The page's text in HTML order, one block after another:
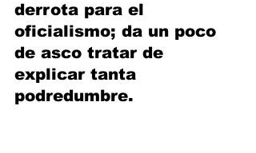
derrota para el
oficialismo; da un poco
de asco tratar de
explicar tanta
podredumbre.